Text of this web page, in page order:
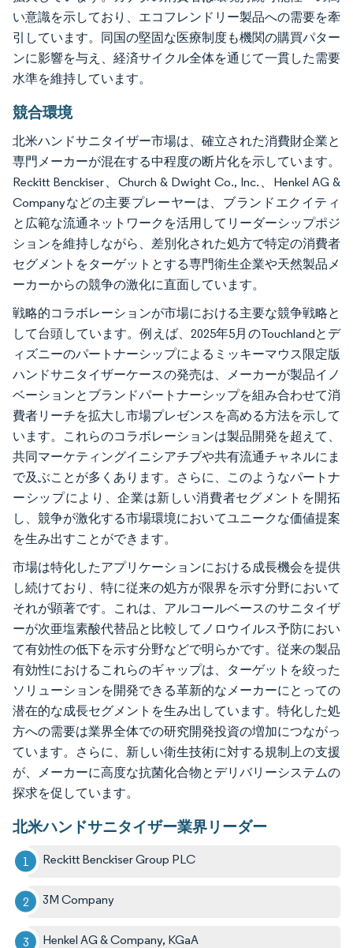
い意識を示しており、エコフレンドリー製品への需要を牽
引しています。同国の堅固な医療制度も機関の購買パター
ンに影響を与え、経済サイクル全体を通じて一貫した需要
水準を維持しています。
競合環境
北米ハンドサニタイザー市場は、確立された消費財企業と
専門メーカーが混在する中程度の断片化を示しています。
Reckitt Benckiser、Church & Dwight Co., Inc.、Henkel AG &
Companyなどの主要プレーヤーは、ブランドエクイティ
と広範な流通ネットワークを活用してリーダーシップポジ
ションを維持しながら、差別化された処方で特定の消費者
セグメントをターゲットとする専門衛生企業や天然製品メ
ーカーからの競争の激化に直面しています。
戦略的コラボレーションが市場における主要な競争戦略と
して台頭しています。例えば、2025年5月のTouchlandとデ
ィズニーのパートナーシップによるミッキーマウス限定版
ハンドサニタイザーケースの発売は、メーカーが製品イノ
ベーションとブランドパートナーシップを組み合わせて消
費者リーチを拡大し市場プレゼンスを高める方法を示して
います。これらのコラボレーションは製品開発を超えて、
共同マーケティングイニシアチブや共有流通チャネルにま
で及ぶことが多くあります。さらに、このようなパートナ
ーシップにより、企業は新しい消費者セグメントを開拓
し、競争が激化する市場環境においてユニークな価値提案
を生み出すことができます。
市場は特化したアプリケーションにおける成長機会を提供
し続けており、特に従来の処方が限界を示す分野において
それが顕著です。これは、アルコールベースのサニタイザ
ーが次亜塩素酸代替品と比較してノロウイルス予防におい
て有効性の低下を示す分野などで明らかです。従来の製品
有効性におけるこれらのギャップは、ターゲットを絞った
ソリューションを開発できる革新的なメーカーにとっての
潜在的な成長セグメントを生み出しています。特化した処
方への需要は業界全体での研究開発投資の増加につながっ
ています。さらに、新しい衛生技術に対する規制上の支援
が、メーカーに高度な抗菌化合物とデリバリーシステムの
探求を促しています。
北米ハンドサニタイザー業界リーダー
Reckitt Benckiser Group PLC
3M Company
Henkel AG & Company, KGaA